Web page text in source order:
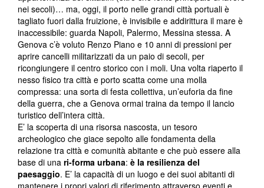
nei secoli)… ma, oggi, il porto nelle grandi città portuali è
tagliato fuori dalla fruizione, è invisibile e addirittura il mare è
inaccessibile: guarda Napoli, Palermo, Messina stessa. A
Genova c’è voluto Renzo Piano e 10 anni di pressioni per
aprire cancelli militarizzati da un paio di secoli, per
ricongiungere il centro storico con i moli. Una volta riaperto il
nesso fisico tra città e porto scatta come una molla
compressa: una sorta di festa collettiva, un’euforia da fine
della guerra, che a Genova ormai traina da tempo il lancio
turistico dell’intera città.
E’ la scoperta di una risorsa nascosta, un tesoro
archeologico che giace sepolto alle fondamenta della
relazione tra città e comunità abitante e che può essere alla
base di una ri-forma urbana: è la resilienza del
paesaggio. E’ la capacità di un luogo e dei suoi abitanti di